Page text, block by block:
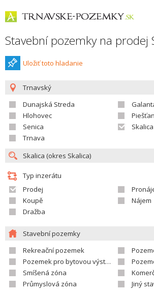
Stavební pozemky na prodej
Uložiť toto hladanie
Trnavský
Dunajská Streda
Hlohovec
Senica
Skalica
Trnava
Typ inzerátu
Prodej
Koupě
Nájem
Dražba
Stavební pozemky
Rekreační pozemek
Pozemek pro bytovou výstavbu
Smíšená zóna
Průmyslová zóna
Jiný